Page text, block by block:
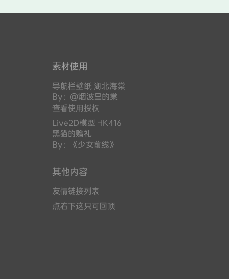
素材使用
导航栏壁纸 湖北海棠
By：@烟波里的棠
查看使用授权
Live2D模型 HK416
黑猫的赠礼
By：《少女前线》
其他内容
友情链接列表
点右下这只可回顶